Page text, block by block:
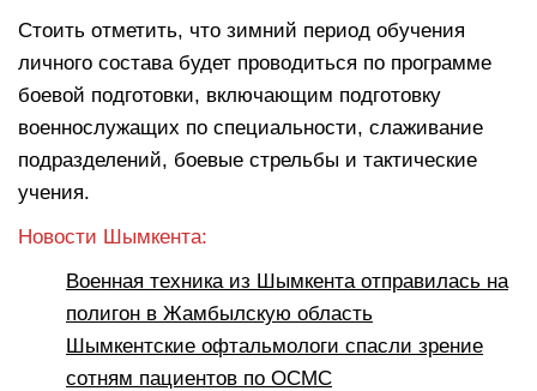
Стоить отметить, что зимний период обучения
личного состава будет проводиться по программе
боевой подготовки, включающим подготовку
военнослужащих по специальности, слаживание
подразделений, боевые стрельбы и тактические
учения.
Новости Шымкента:
Военная техника из Шымкента отправилась на
полигон в Жамбылскую область
Шымкентские офтальмологи спасли зрение
сотням пациентов по ОСМС